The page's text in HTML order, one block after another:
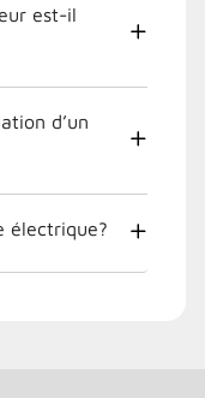
est-il
d’un
électrique?